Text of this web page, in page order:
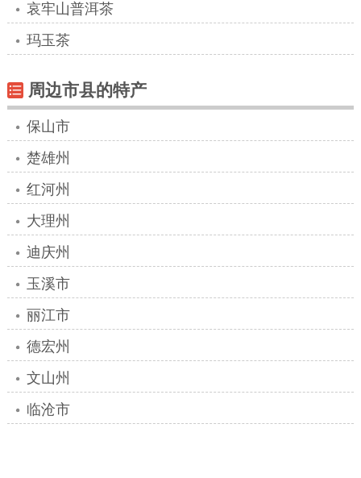
哀牢山普洱茶
玛玉茶
周边市县的特产
保山市
楚雄州
红河州
大理州
迪庆州
玉溪市
丽江市
德宏州
文山州
临沧市